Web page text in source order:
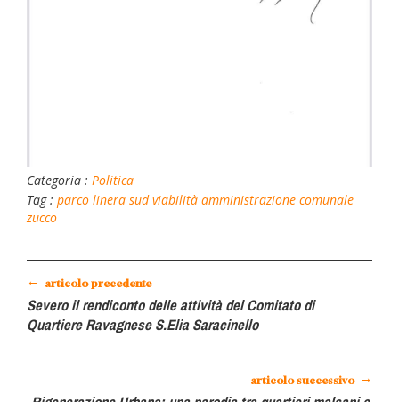
Categoria : Politica
Tag : parco linera sudviabilità amministrazione comunale
zucco
← articolo precedente
Severo il rendiconto delle attività del Comitato di
Quartiere Ravagnese S.Elia Saracinello
articolo successivo →